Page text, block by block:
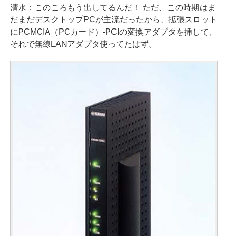
清水：このころもう出してるんだ！ ただ、この時期はま
だまだデスクトップPCが主流だったから、拡張スロット
にPCMCIA（PCカード）-PCIの変換アダプタを挿して、
それで無線LANアダプタ使ってたはず。